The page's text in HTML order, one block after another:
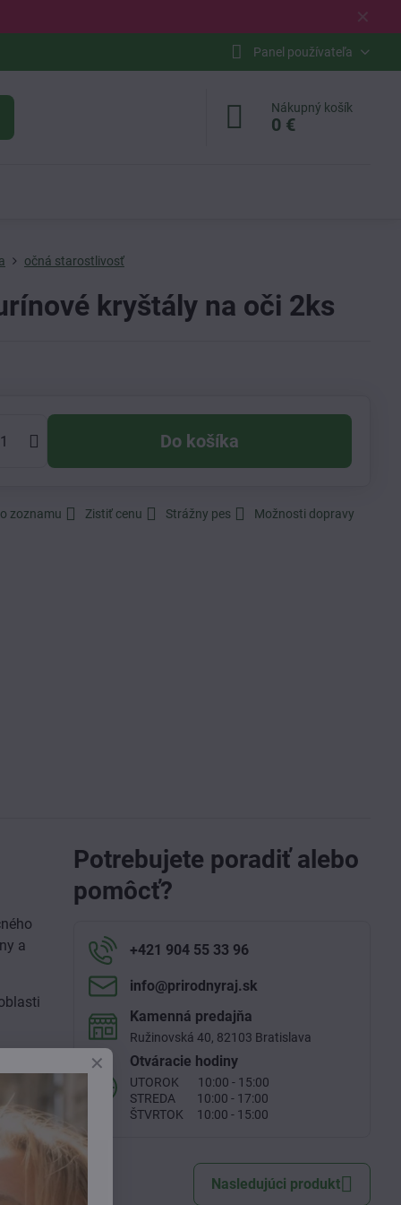
✕
Panel používateľa
Nákupný košík
0 €
očná starostlivosť
kryštály na oči 2ks
Do košíka
zoznamu Zistiť cenu Strážny pes Možnosti dopravy
a
Potrebujete poradiť alebo
pomôcť?
+421 904 55 33 96
info​@prirodnyraj​.sk
Kamenná predajňa
Ružinovská 40, 82103 Bratislava
Otváracie hodiny
UTOROK 10:00 - 15:00
STREDA 10:00 - 17:00
ŠTVRTOK 10:00 - 15:00
Nasledujúci produkt